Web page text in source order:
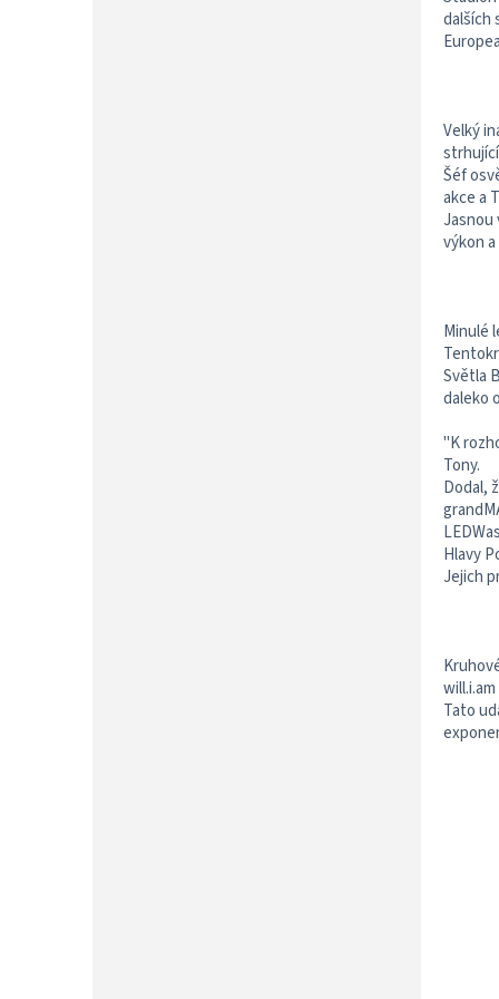
dalších
Velký
Šéf
akce a
Jasnou
výkon
Minulé
Světla
daleko
"K
Tony.
Dodal,
Hlavy
Jejich
Tato